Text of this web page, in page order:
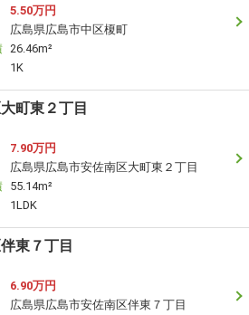
5.50万円
広島県広島市中区榎町
26.46m²
1K
町東２丁目
7.90万円
広島県広島市安佐南区大町東２丁目
55.14m²
1LDK
東７丁目
6.90万円
広島県広島市安佐南区伴東７丁目